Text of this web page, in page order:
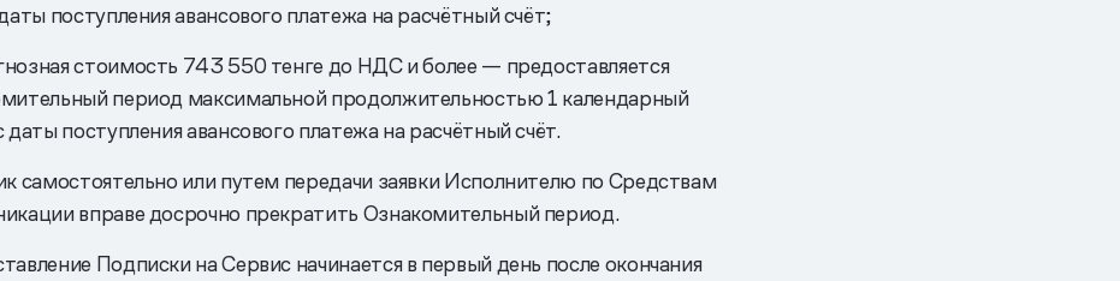
поступления авансового платежа на расчётный счёт;
стоимость 743 550 тенге до НДС и более — предоставляется
период максимальной продолжительностью 1 календарный
даты поступления авансового платежа на расчётный счёт.
самостоятельно или путем передачи заявки Исполнителю по Средствам
вправе досрочно прекратить Ознакомительный период.
Подписки на Сервис начинается в первый день после окончания